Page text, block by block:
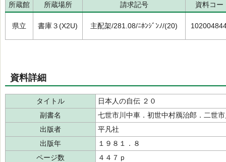
所蔵館 所蔵場所 請求記号 資料コー
県立 書庫３(X2U) 主配架/281.08/ﾆﾎﾝｼﾞﾝﾉ/(20)
資料詳細
タイトル
日本人の自伝 ２０
副書名
七世市川中車．初世中村鴈治郎．二世
出版者
平凡社
出版年
１９８１．８
ページ数
４４７ｐ